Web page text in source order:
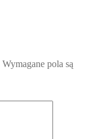
Wymagane pola są